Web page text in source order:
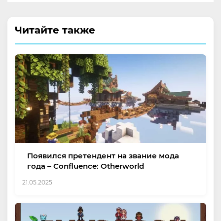
Читайте также
Появился претендент на звание мода
года – Confluence: Otherworld
21.05.2025